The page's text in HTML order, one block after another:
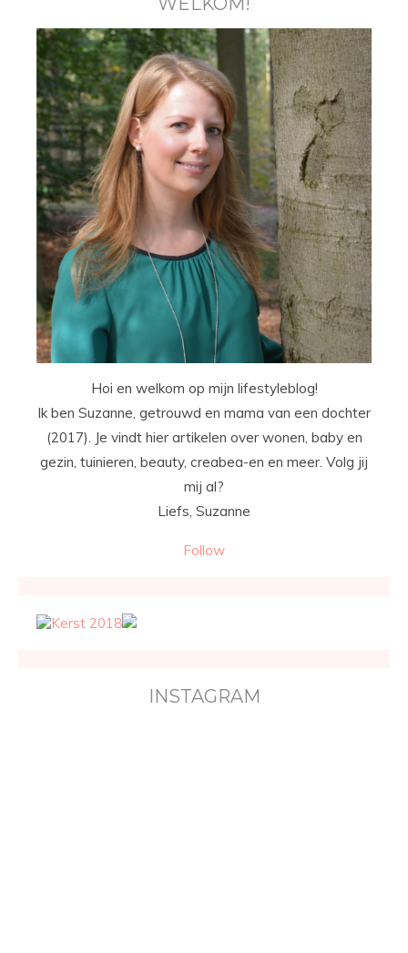
Hoi en welkom op mijn lifestyleblog!
Ik ben Suzanne, getrouwd en mama van een dochter
(2017). Je vindt hier artikelen over wonen, baby en
gezin, tuinieren, beauty, creabea-en en meer. Volg jij
mij al?
Liefs, Suzanne
Follow
INSTAGRAM